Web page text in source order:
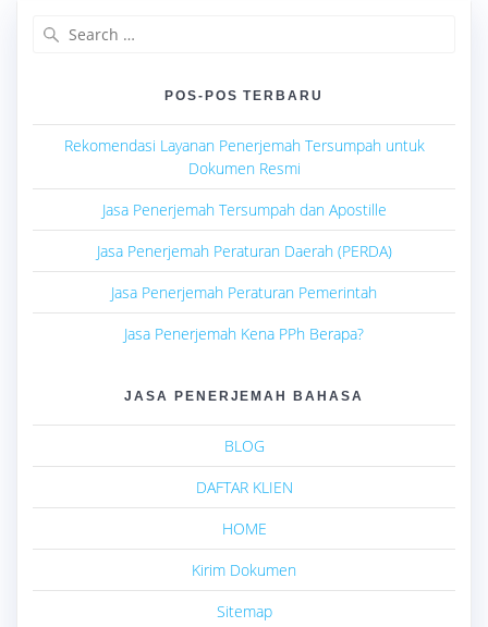
POS-POS TERBARU
Rekomendasi Layanan Penerjemah Tersumpah untuk
Dokumen Resmi
Jasa Penerjemah Tersumpah dan Apostille
Jasa Penerjemah Peraturan Daerah (PERDA)
Jasa Penerjemah Peraturan Pemerintah
Jasa Penerjemah Kena PPh Berapa?
JASA PENERJEMAH BAHASA
BLOG
DAFTAR KLIEN
HOME
Kirim Dokumen
Sitemap